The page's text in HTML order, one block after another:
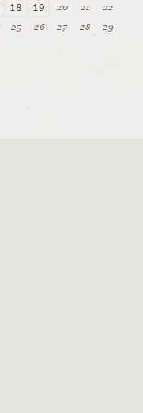
18 19 20 21
22
25 26 27 28
29